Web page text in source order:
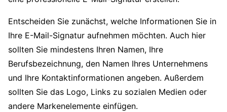
Entscheiden Sie zunächst, welche Informationen Sie in
Ihre E-Mail-Signatur aufnehmen möchten. Auch hier
sollten Sie mindestens Ihren Namen, Ihre
Berufsbezeichnung, den Namen Ihres Unternehmens
und Ihre Kontaktinformationen angeben. Außerdem
sollten Sie das Logo, Links zu sozialen Medien oder
andere Markenelemente einfügen.